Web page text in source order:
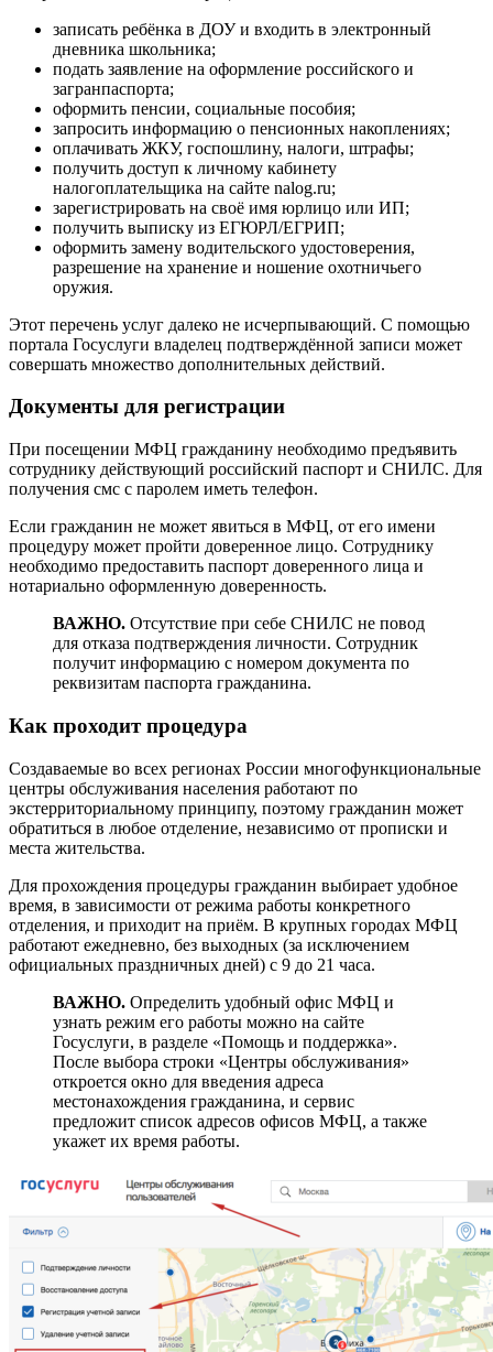
записать ребёнка в ДОУ и входить в электронный
дневника школьника;
подать заявление на оформление российского и
загранпаспорта;
оформить пенсии, социальные пособия;
запросить информацию о пенсионных накоплениях;
оплачивать ЖКУ, госпошлину, налоги, штрафы;
получить доступ к личному кабинету
налогоплательщика на сайте nalog.ru;
зарегистрировать на своё имя юрлицо или ИП;
получить выписку из ЕГЮРЛ/ЕГРИП;
оформить замену водительского удостоверения,
разрешение на хранение и ношение охотничьего
оружия.
Этот перечень услуг далеко не исчерпывающий. С помощью
портала Госуслуги владелец подтверждённой записи может
совершать множество дополнительных действий.
Документы для регистрации
При посещении МФЦ гражданину необходимо предъявить
сотруднику действующий российский паспорт и СНИЛС. Для
получения смс с паролем иметь телефон.
Если гражданин не может явиться в МФЦ, от его имени
процедуру может пройти доверенное лицо. Сотруднику
необходимо предоставить паспорт доверенного лица и
нотариально оформленную доверенность.
ВАЖНО. Отсутствие при себе СНИЛС не повод
для отказа подтверждения личности. Сотрудник
получит информацию с номером документа по
реквизитам паспорта гражданина.
Как проходит процедура
Создаваемые во всех регионах России многофункциональные
центры обслуживания населения работают по
экстерриториальному принципу, поэтому гражданин может
обратиться в любое отделение, независимо от прописки и
места жительства.
Для прохождения процедуры гражданин выбирает удобное
время, в зависимости от режима работы конкретного
отделения, и приходит на приём. В крупных городах МФЦ
работают ежедневно, без выходных (за исключением
официальных праздничных дней) с 9 до 21 часа.
ВАЖНО. Определить удобный офис МФЦ и
узнать режим его работы можно на сайте
Госуслуги, в разделе «Помощь и поддержка».
После выбора строки «Центры обслуживания»
откроется окно для введения адреса
местонахождения гражданина, и сервис
предложит список адресов офисов МФЦ, а также
укажет их время работы.